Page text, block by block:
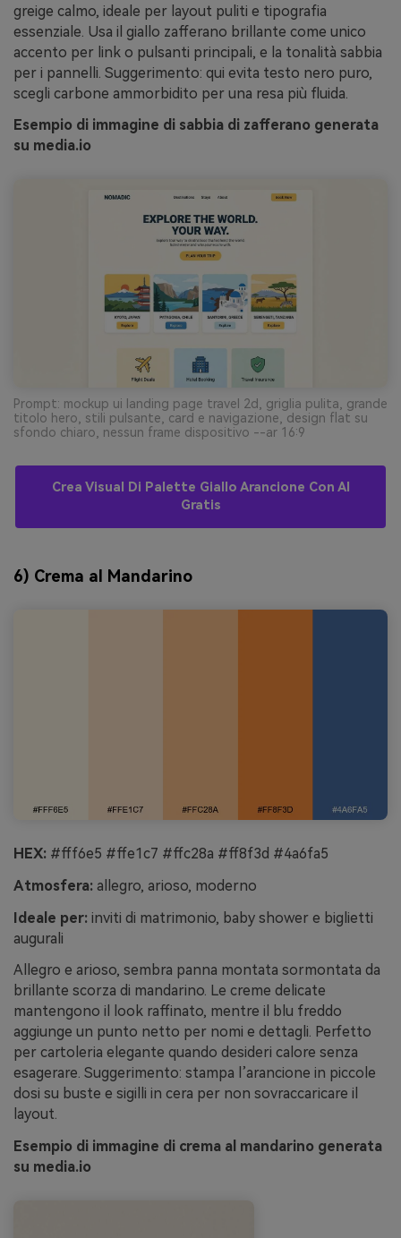
greige calmo, ideale per layout puliti e tipografia
essenziale. Usa il giallo zafferano brillante come unico
accento per link o pulsanti principali, e la tonalità sabbia
per i pannelli. Suggerimento: qui evita testo nero puro,
scegli carbone ammorbidito per una resa più fluida.
Esempio di immagine di sabbia di zafferano generata
su media.io
Prompt: mockup ui landing page travel 2d, griglia pulita, grande
titolo hero, stili pulsante, card e navigazione, design flat su
sfondo chiaro, nessun frame dispositivo --ar 16:9
Crea Visual Di Palette Giallo Arancione Con AI
Gratis
6) Crema al Mandarino
HEX: #fff6e5 #ffe1c7 #ffc28a #ff8f3d #4a6fa5
Atmosfera: allegro, arioso, moderno
Ideale per: inviti di matrimonio, baby shower e biglietti
augurali
Allegro e arioso, sembra panna montata sormontata da
brillante scorza di mandarino. Le creme delicate
mantengono il look raffinato, mentre il blu freddo
aggiunge un punto netto per nomi e dettagli. Perfetto
per cartoleria elegante quando desideri calore senza
esagerare. Suggerimento: stampa l’arancione in piccole
dosi su buste e sigilli in cera per non sovraccaricare il
layout.
Esempio di immagine di crema al mandarino generata
su media.io